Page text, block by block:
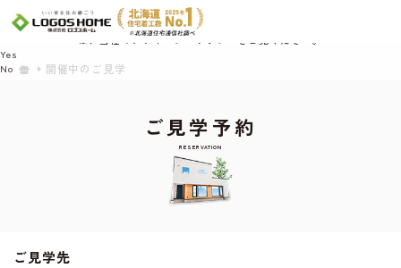
開催中のご見学
ご見学予約
RESERVATION
ご見学先
Cookie を使用して、お客様の活動を追跡してもよろしいですか? 当社ではお客様の
プライバシーを極めて重視しています。詳細について、およびご質問がある場合
は、当社のプライバシーポリシーをご覧ください。
Yes
No